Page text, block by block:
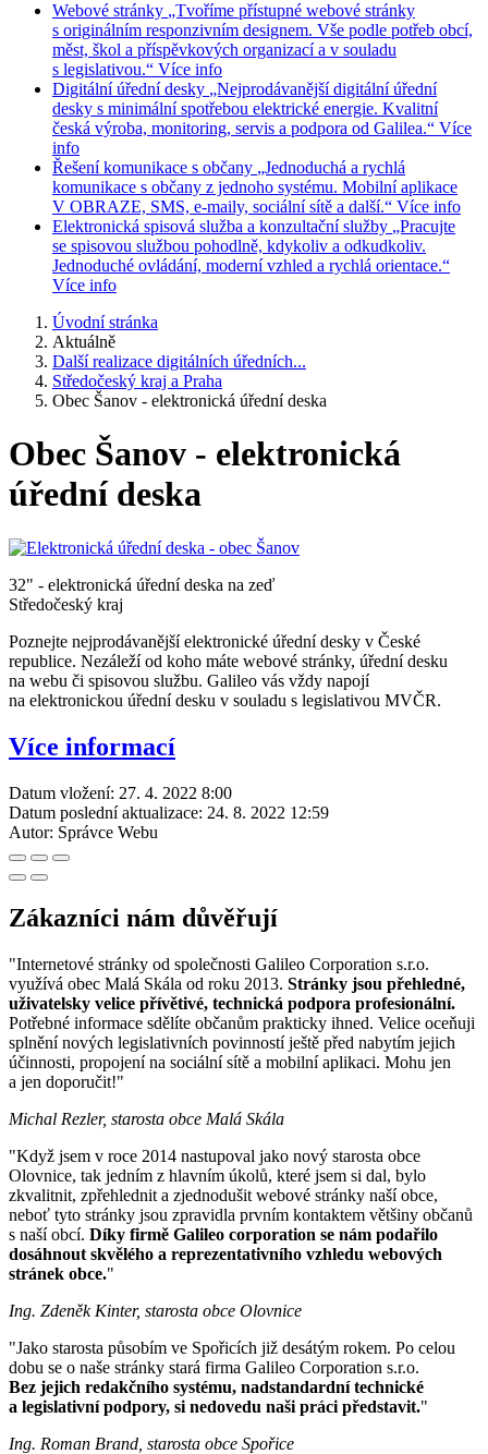
Webové stránky „Tvoříme přístupné webové stránky
s originálním responzivním designem. Vše podle potřeb obcí,
měst, škol a příspěvkových organizací a v souladu
s legislativou.“ Více info
Digitální úřední desky „Nejprodávanější digitální úřední
desky s minimální spotřebou elektrické energie. Kvalitní
česká výroba, monitoring, servis a podpora od Galilea.“ Více
info
Řešení komunikace s občany „Jednoduchá a rychlá
komunikace s občany z jednoho systému. Mobilní aplikace
V OBRAZE, SMS, e-maily, sociální sítě a další.“ Více info
Elektronická spisová služba a konzultační služby „Pracujte
se spisovou službou pohodlně, kdykoliv a odkudkoliv.
Jednoduché ovládání, moderní vzhled a rychlá orientace.“
Více info
Úvodní stránka
Aktuálně
Další realizace digitálních úředních...
Středočeský kraj a Praha
Obec Šanov - elektronická úřední deska
Obec Šanov - elektronická
úřední deska
32" - elektronická úřední deska na zeď
Středočeský kraj
Poznejte nejprodávanější elektronické úřední desky v České
republice. Nezáleží od koho máte webové stránky, úřední desku
na webu či spisovou službu. Galileo vás vždy napojí
na elektronickou úřední desku v souladu s legislativou MVČR.
Více informací
Datum vložení: 27. 4. 2022 8:00
Datum poslední aktualizace: 24. 8. 2022 12:59
Autor: Správce Webu
Zákazníci nám důvěřují
"Internetové stránky od společnosti Galileo Corporation s.r.o.
využívá obec Malá Skála od roku 2013. Stránky jsou přehledné,
uživatelsky velice přívětivé, technická podpora profesionální.
Potřebné informace sdělíte občanům prakticky ihned. Velice oceňuji
splnění nových legislativních povinností ještě před nabytím jejich
účinnosti, propojení na sociální sítě a mobilní aplikaci. Mohu jen
a jen doporučit!"
Michal Rezler, starosta obce Malá Skála
"Když jsem v roce 2014 nastupoval jako nový starosta obce
Olovnice, tak jedním z hlavním úkolů, které jsem si dal, bylo
zkvalitnit, zpřehlednit a zjednodušit webové stránky naší obce,
neboť tyto stránky jsou zpravidla prvním kontaktem většiny občanů
s naší obcí. Díky firmě Galileo corporation se nám podařilo
dosáhnout skvělého a reprezentativního vzhledu webových
stránek obce."
Ing. Zdeněk Kinter, starosta obce Olovnice
"Jako starosta působím ve Spořicích již desátým rokem. Po celou
dobu se o naše stránky stará firma Galileo Corporation s.r.o.
Bez jejich redakčního systému, nadstandardní technické
a legislativní podpory, si nedovedu naši práci představit."
Ing. Roman Brand, starosta obce Spořice